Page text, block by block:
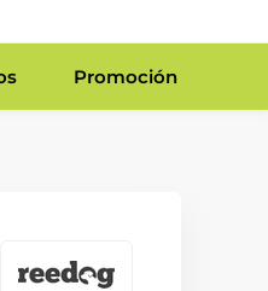
Promoción